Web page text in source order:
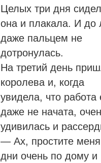
Целых три дня
она и плакала. И до
даже пальцем не
дотронулась.
На третий день
королева и, когда
увидела, что
даже не начата,
удивилась и
— Ах, простите
дни очень по дому